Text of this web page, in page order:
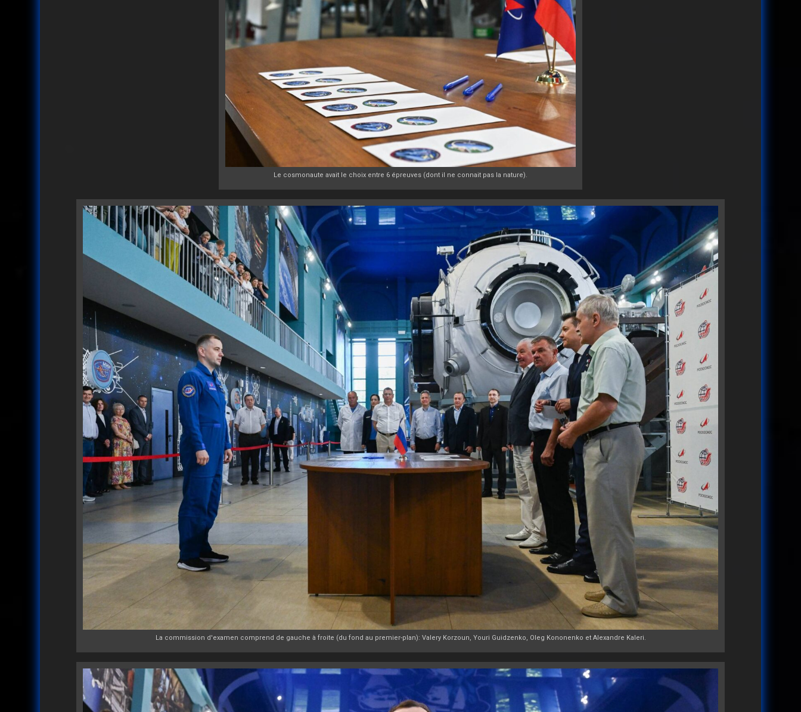
Le cosmonaute avait le choix entre 6 épreuves (dont il ne connait pas la nature).
La commission d'examen comprend de gauche à froite (du fond au premier-plan): Valery Korzoun, Youri Guidzenko, Oleg Kononenko et Alexandre Kaleri.